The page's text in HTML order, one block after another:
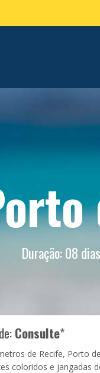
Duração: 08
Consulte*
de Recife, Porto
coloridos e jangadas